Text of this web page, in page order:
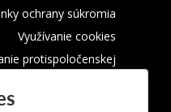
ochrany súkromia
Využívanie cookies
protispoločenskej